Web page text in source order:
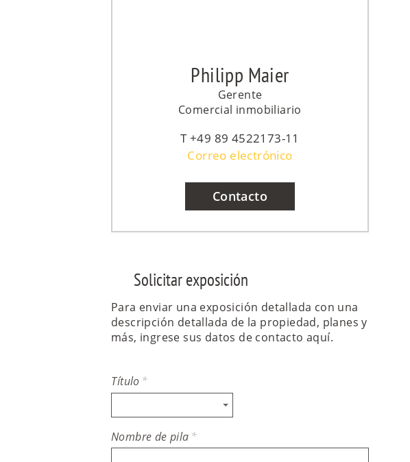
Philipp Maier
Gerente
Comercial inmobiliario
+49 89 4522173-11
Correo electrónico
Contacto
Solicitar exposición
Para enviar una exposición detallada con una
descripción detallada de la propiedad, planes y
más, ingrese sus datos de contacto aquí.
Título *
Nombre de pila *